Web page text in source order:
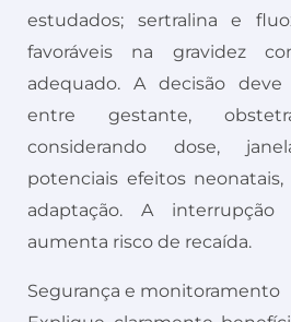
estudados; sertralina e
favoráveis na gravidez
adequado. A decisão
entre gestante,
considerando dose,
potenciais efeitos
adaptação. A
aumenta risco de recaída.
Segurança e monitoramento